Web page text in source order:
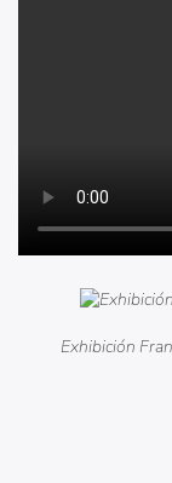
Exhibición